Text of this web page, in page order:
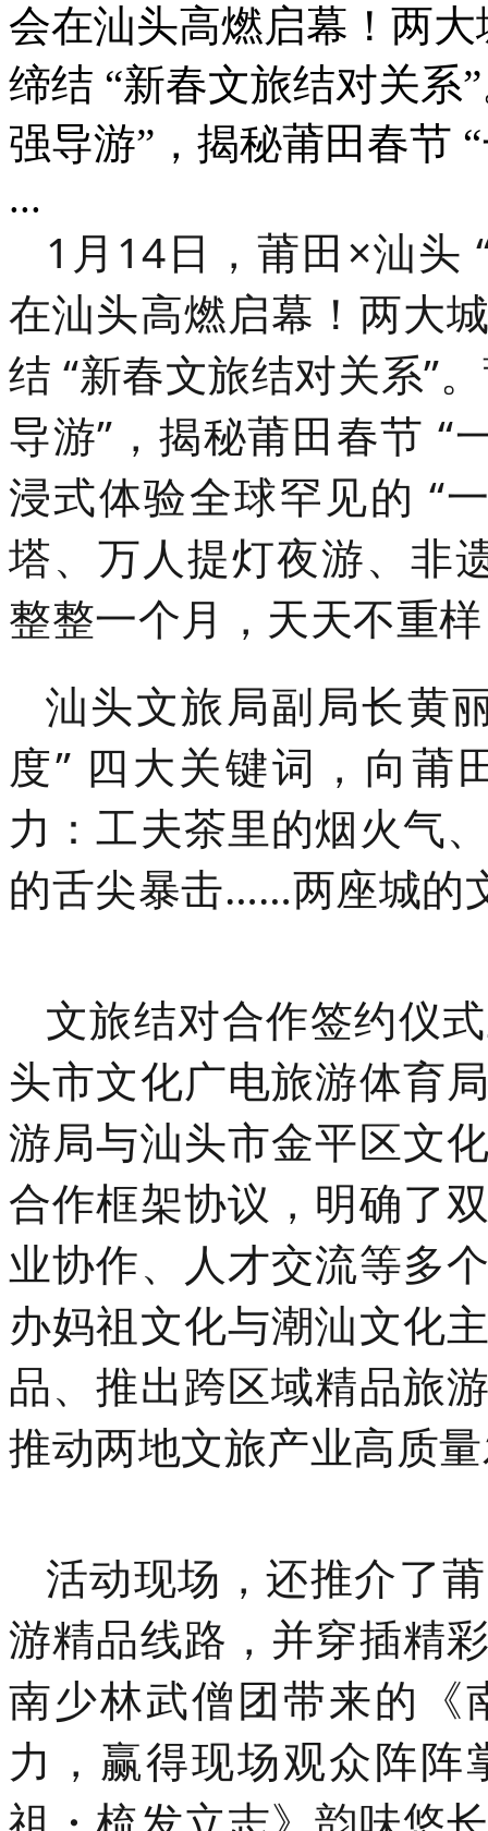
会在汕头高燃启幕！两
缔结 “新春文旅结对关系
强导游”，揭秘莆田春节
...
1月14日，莆田×汕头
在汕头高燃启幕！两大
结 “新春文旅结对关系”
导游”，揭秘莆田春节 “
浸式体验全球罕见的 “
塔、万人提灯夜游、非
整整一个月，天天不重
汕头文旅局副局长黄
度” 四大关键词，向莆
力：工夫茶里的烟火气
的舌尖暴击……两座城的
文旅结对合作签约仪
头市文化广电旅游体育
游局与汕头市金平区文
合作框架协议，明确了
业协作、人才交流等多
办妈祖文化与潮汕文化
品、推出跨区域精品旅
推动两地文旅产业高质
活动现场，还推介了
游精品线路，并穿插精
南少林武僧团带来的《
力，赢得现场观众阵